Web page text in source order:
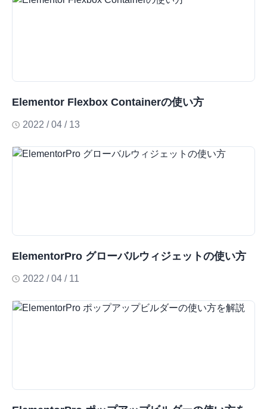
Elementor Flexbox Containerの使い方
2022 / 04 / 13
ElementorPro グローバルウィジェットの使い方
2022 / 04 / 11